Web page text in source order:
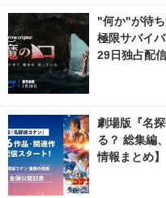
"何か"が待
極限サバイ
29日独占配信
劇場版『名
る？ 総集編
情報まとめ